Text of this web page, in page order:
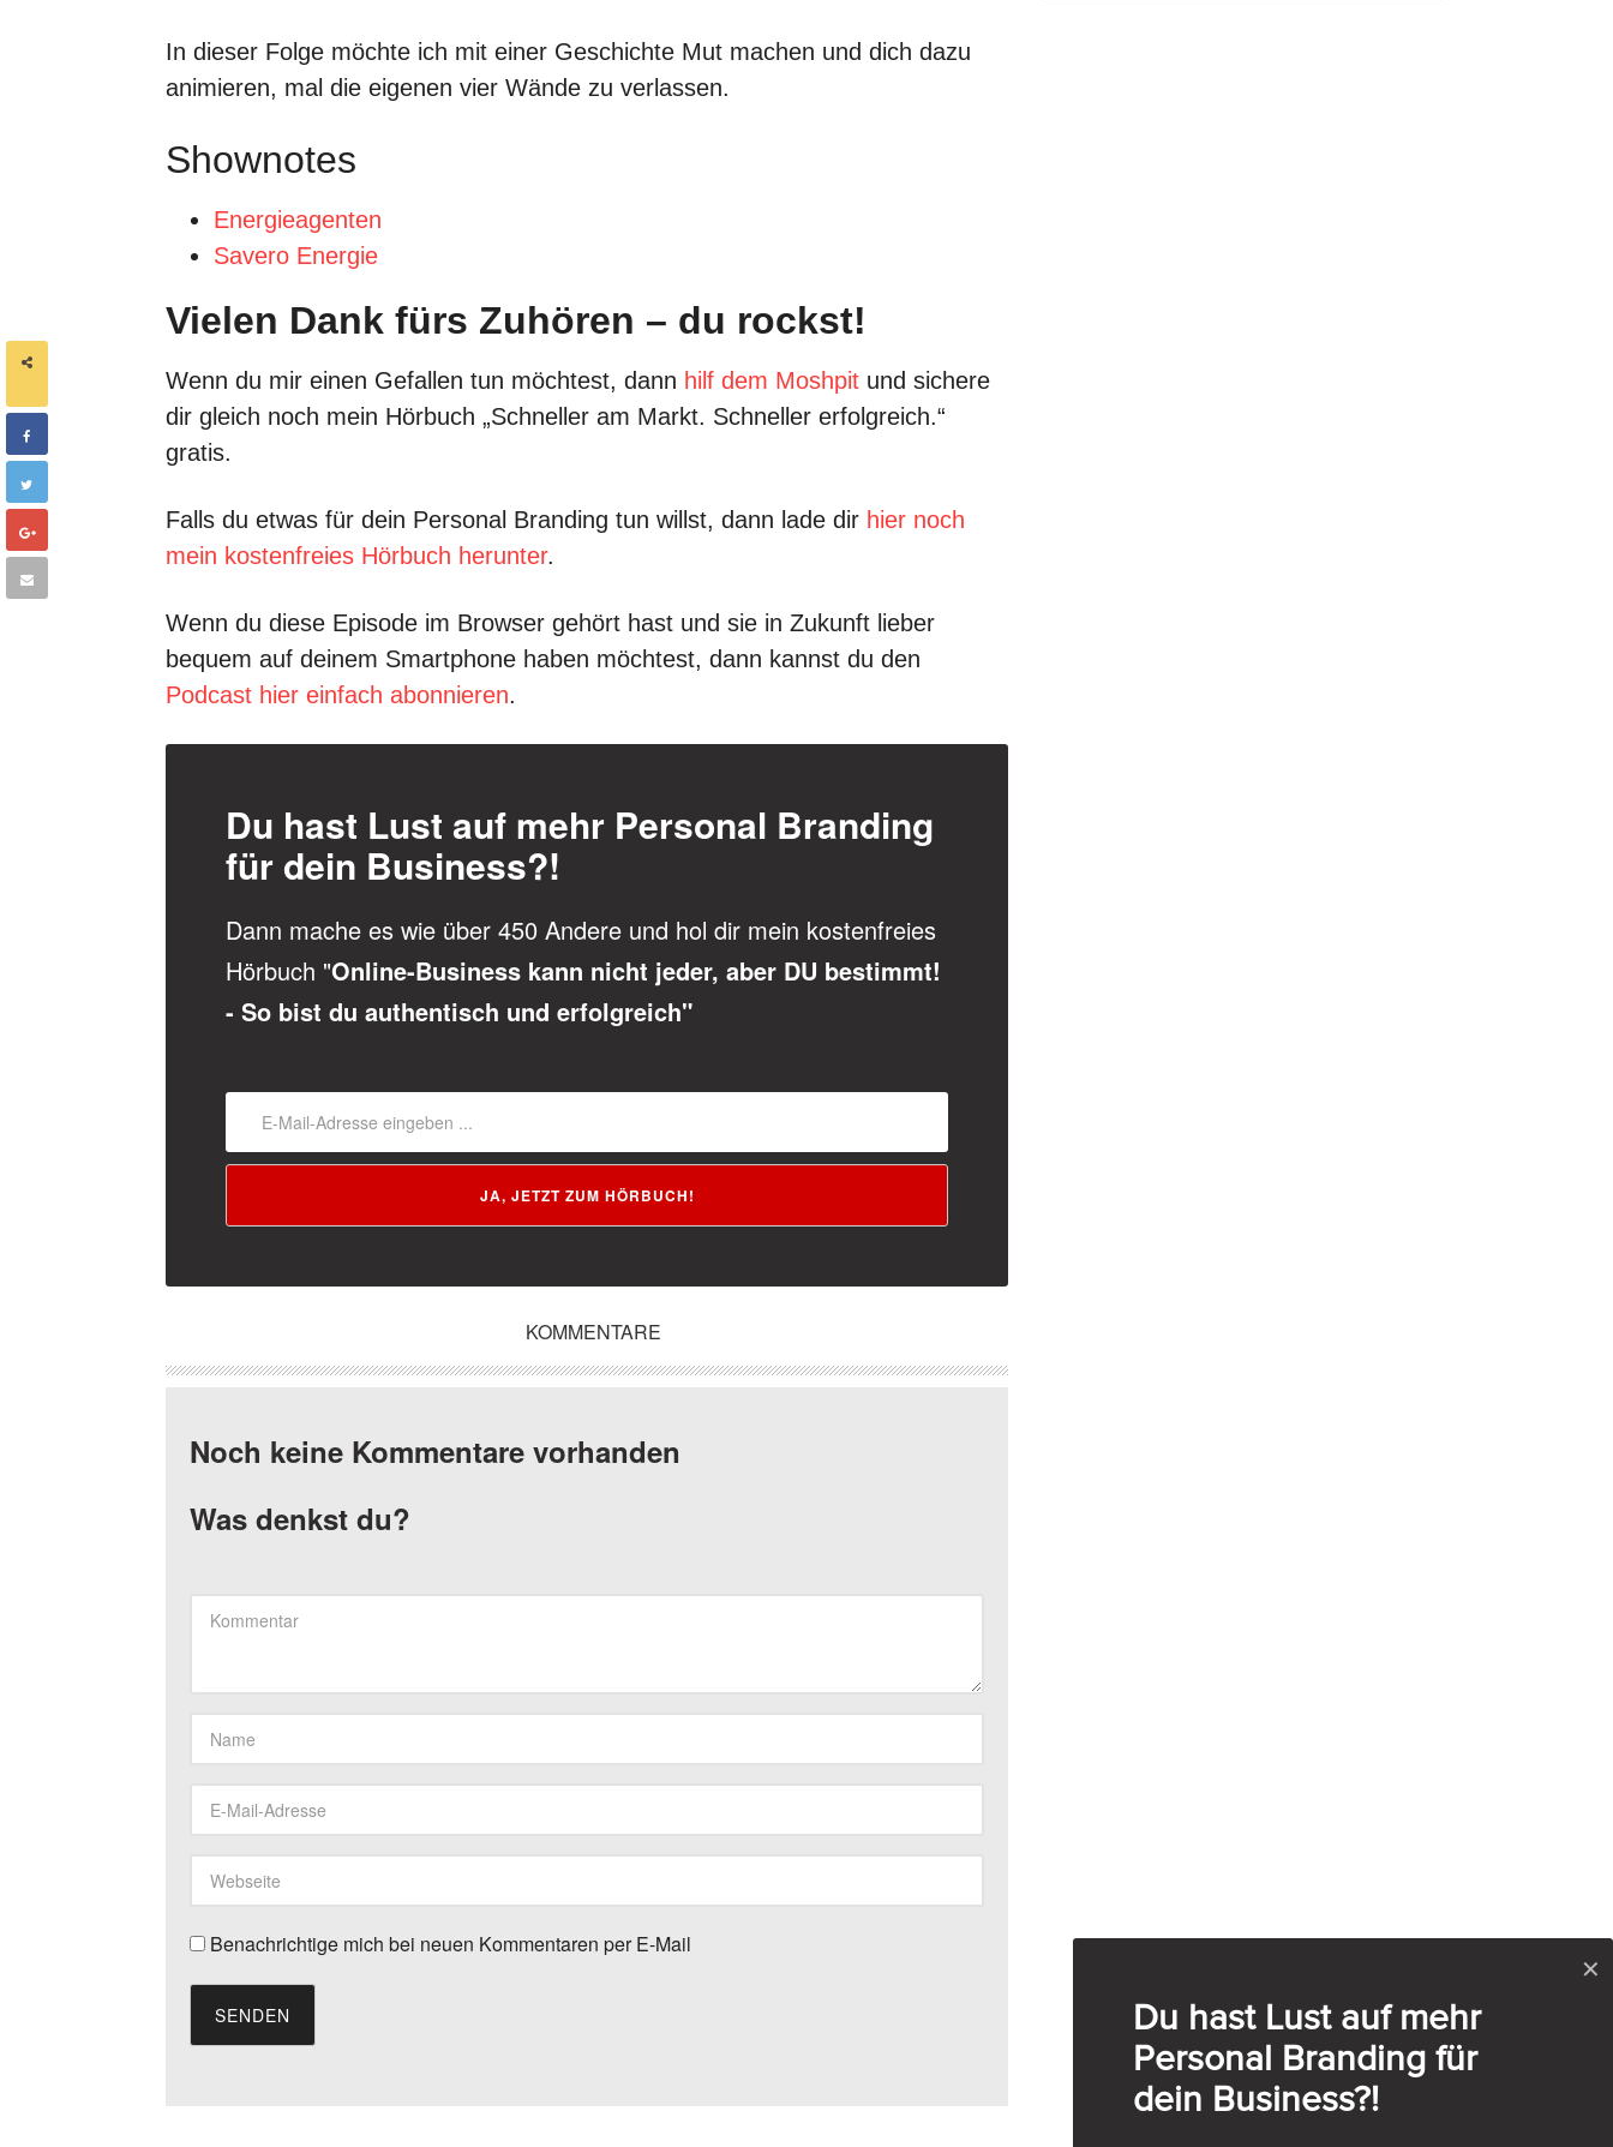
In dieser Folge möchte ich mit einer Geschichte Mut machen und dich dazu
animieren, mal die eigenen vier Wände zu verlassen.
Shownotes
Energieagenten
Savero Energie
Vielen Dank fürs Zuhören – du rockst!
Wenn du mir einen Gefallen tun möchtest, dann hilf dem Moshpit und sichere
dir gleich noch mein Hörbuch „Schneller am Markt. Schneller erfolgreich.“
gratis.
Falls du etwas für dein Personal Branding tun willst, dann lade dir hier noch
mein kostenfreies Hörbuch herunter.
Wenn du diese Episode im Browser gehört hast und sie in Zukunft lieber
bequem auf deinem Smartphone haben möchtest, dann kannst du den
Podcast hier einfach abonnieren.
Du hast Lust auf mehr Personal Branding
für dein Business?!
Dann mache es wie über 450 Andere und hol dir mein kostenfreies
Hörbuch "Online-Business kann nicht jeder, aber DU bestimmt!
- So bist du authentisch und erfolgreich"
JA, JETZT ZUM HÖRBUCH!
KOMMENTARE
Noch keine Kommentare vorhanden
Was denkst du?
Benachrichtige mich bei neuen Kommentaren per E-Mail
SENDEN
✕
Du hast Lust auf mehr
Personal Branding für
dein Business?!